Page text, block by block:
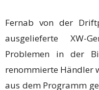
Fernab von der
ausgelieferte XW-
Problemen in der
renommierte Händler
aus dem Programm